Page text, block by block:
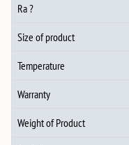
Ra ?
Size of product
Temperature
Warranty
Weight of Product